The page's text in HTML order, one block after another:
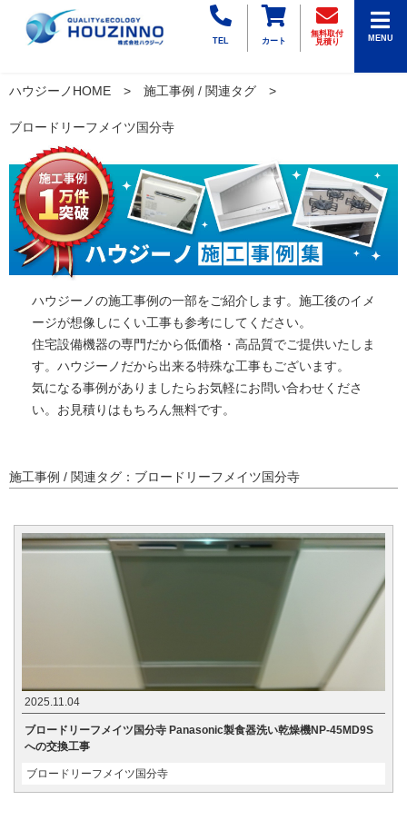
TEL カート
無料取付
見積り
MENU
ハウジーノHOME 施工事例 / 関連タグ
ブロードリーフメイツ国分寺
ハウジーノの施工事例の一部をご紹介します。施工後のイメ
ージが想像しにくい工事も参考にしてください。
住宅設備機器の専門だから低価格・高品質でご提供いたしま
す。ハウジーノだから出来る特殊な工事もございます。
気になる事例がありましたらお気軽にお問い合わせくださ
い。お見積りはもちろん無料です。
施工事例 / 関連タグ：ブロードリーフメイツ国分寺
2025.11.04
ブロードリーフメイツ国分寺 Panasonic製食器洗い乾燥機NP-45MD9S
への交換工事
ブロードリーフメイツ国分寺